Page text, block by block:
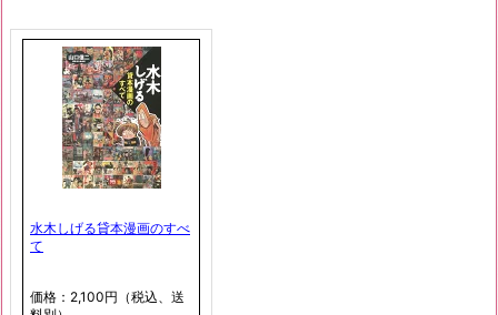
水木しげる貸本漫画のすべ
て
価格：2,100円（税込、送